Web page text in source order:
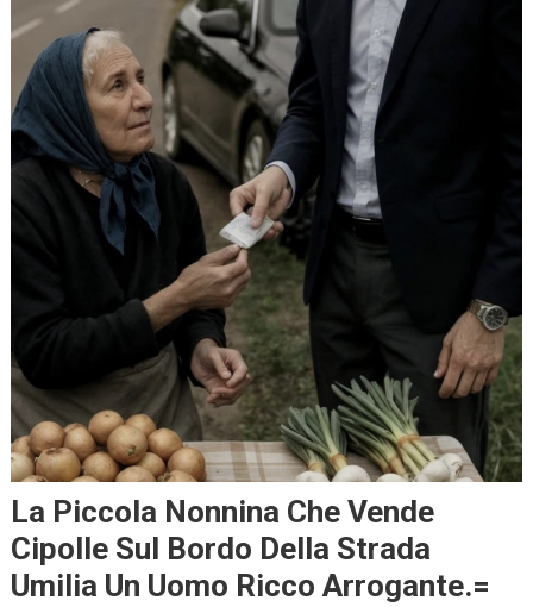
La Piccola Nonnina Che Vende
Cipolle Sul Bordo Della Strada
Umilia Un Uomo Ricco Arrogante.=